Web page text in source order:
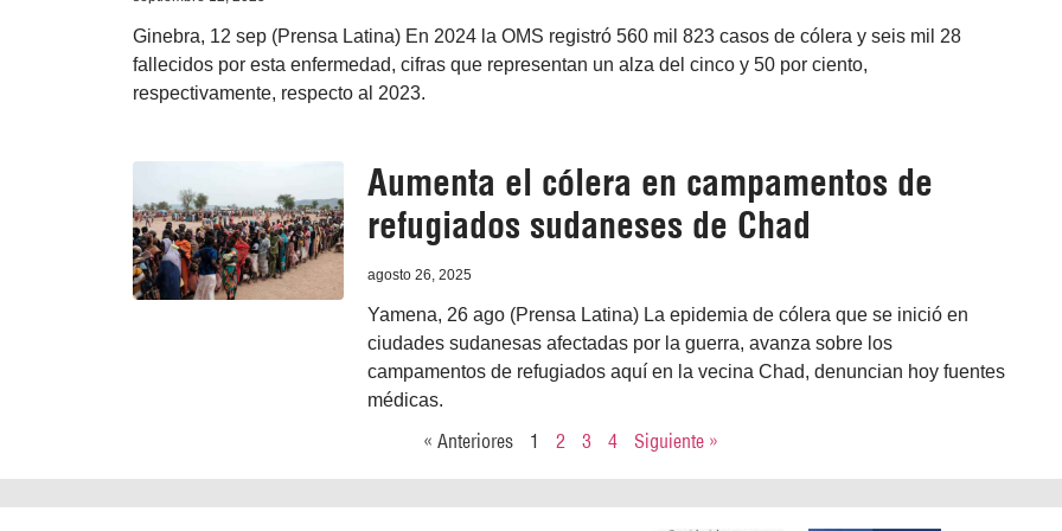
Ginebra, 12 sep (Prensa Latina) En 2024 la OMS registró 560 mil 823 casos de cólera y seis mil 28
fallecidos por esta enfermedad, cifras que representan un alza del cinco y 50 por ciento,
respectivamente, respecto al 2023.
Aumenta el cólera en campamentos de
refugiados sudaneses de Chad
agosto 26, 2025
Yamena, 26 ago (Prensa Latina) La epidemia de cólera que se inició en
ciudades sudanesas afectadas por la guerra, avanza sobre los
campamentos de refugiados aquí en la vecina Chad, denuncian hoy fuentes
médicas.
« Anteriores 1 2 3 4 Siguiente »